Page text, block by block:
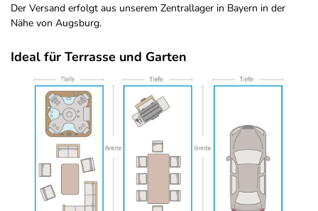
Der Versand erfolgt aus unserem Zentrallager in Bayern in der
Nähe von Augsburg.
Ideal für Terrasse und Garten